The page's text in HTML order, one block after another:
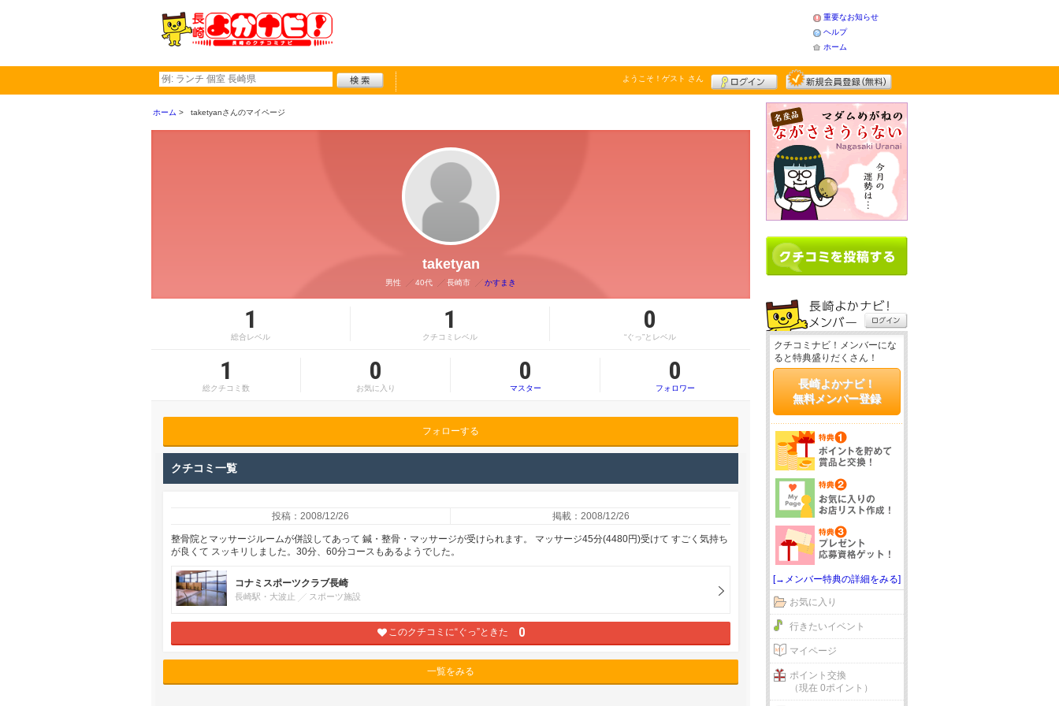
重要なお知らせ
ヘルプ
ホーム
ようこそ！ ゲスト さん
ホーム taketyanさんのマイページ
taketyan
男性 40代 長崎市 かすまき
1
総合レベル
1
クチコミレベル
0
“ぐっ”とレベル
1
総クチコミ数
0
お気に入り
0
マスター
0
フォロワー
フォローする
クチコミ一覧
投稿：2008/12/26 掲載：2008/12/26
整骨院とマッサージルームが併設してあって 鍼・整骨・マッサージが受けられます。 マッサージ45分(4480円)受けて すごく気持ち
が良くて スッキリしました。30分、60分コースもあるようでした。
コナミスポーツクラブ長崎
長崎駅・大波止 スポーツ施設
このクチコミに“ぐっ”ときた 0
一覧をみる
クチコミナビ！メンバーにな
ると特典盛りだくさん！
長崎よかナビ！
無料メンバー登録
[→メンバー特典の詳細をみる]
お気に入り
行きたいイベント
マイページ
ポイント交換
（現在 0ポイント）